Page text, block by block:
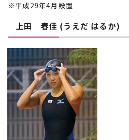
※平成29年4月設置
上田 春佳 (うえだ はるか)